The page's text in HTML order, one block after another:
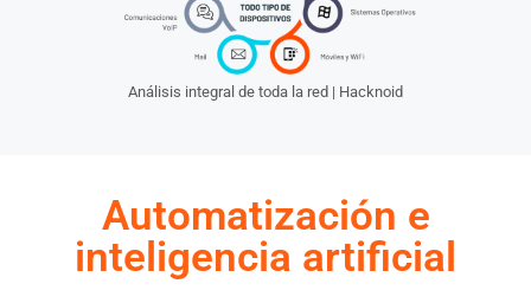
Análisis integral de toda la red | Hacknoid
Automatización e
inteligencia artificial